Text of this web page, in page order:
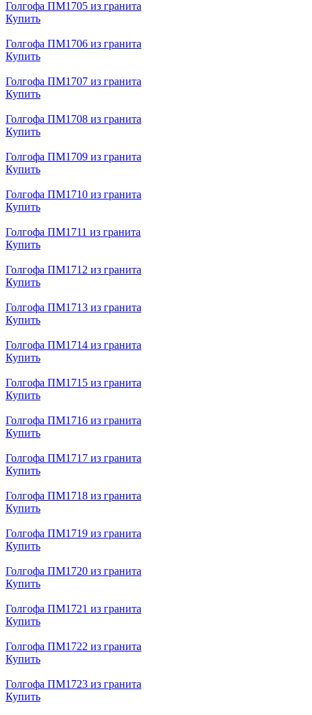
Голгофа ПМ1705 из гранита
Купить
Голгофа ПМ1706 из гранита
Купить
Голгофа ПМ1707 из гранита
Купить
Голгофа ПМ1708 из гранита
Купить
Голгофа ПМ1709 из гранита
Купить
Голгофа ПМ1710 из гранита
Купить
Голгофа ПМ1711 из гранита
Купить
Голгофа ПМ1712 из гранита
Купить
Голгофа ПМ1713 из гранита
Купить
Голгофа ПМ1714 из гранита
Купить
Голгофа ПМ1715 из гранита
Купить
Голгофа ПМ1716 из гранита
Купить
Голгофа ПМ1717 из гранита
Купить
Голгофа ПМ1718 из гранита
Купить
Голгофа ПМ1719 из гранита
Купить
Голгофа ПМ1720 из гранита
Купить
Голгофа ПМ1721 из гранита
Купить
Голгофа ПМ1722 из гранита
Купить
Голгофа ПМ1723 из гранита
Купить